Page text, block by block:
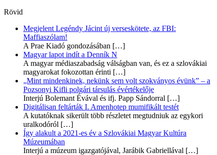
Rövid
Megjelent Legéndy Jácint új verseskötete, az FBI:
Maffiaszólam!
A Prae Kiadó gondozásában […]
Magyar lapot indít a Denník N
A magyar médiaszabadság válságban van, és ez a szlovákiai
magyarokat fokozottan érinti […]
„Mint mindenkinek, nekünk sem volt szokványos évünk” – a
Pozsonyi Kifli polgári társulás évértékelője
Interjú Bolemant Évával és ifj. Papp Sándorral […]
Digitálisan feltárták I. Amenhotep mumifikált testét
A kutatóknak sikerült több részletet megtudniuk az egykori
uralkodóról […]
Így alakult a 2021-es év a Szlovákiai Magyar Kultúra
Múzeumában
Interjú a múzeum igazgatójával, Jarábik Gabriellával […]